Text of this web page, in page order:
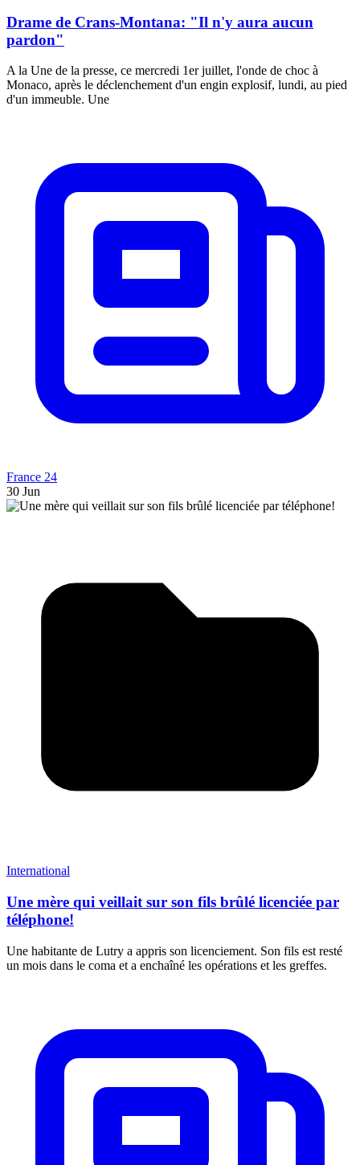
Drame de Crans-Montana: "Il n'y aura aucun
pardon"
A la Une de la presse, ce mercredi 1er juillet, l'onde de choc à
Monaco, après le déclenchement d'un engin explosif, lundi, au pied
d'un immeuble. Une
France 24
30 Jun
International
Une mère qui veillait sur son fils brûlé licenciée par
téléphone!
Une habitante de Lutry a appris son licenciement. Son fils est resté
un mois dans le coma et a enchaîné les opérations et les greffes.